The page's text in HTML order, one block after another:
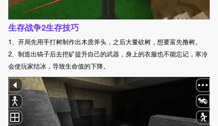
生存战争2生存技巧
1、开局先用手打树制作出木质斧头，之后大量砍树，想要富先撸树。
2、制造出镐子后去挖矿提升自己的武器，身上的衣服也不能忘记，寒冷
会使玩家结冰，导致生命值的下降。